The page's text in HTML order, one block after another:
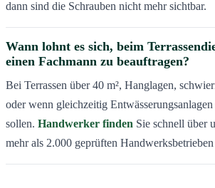
dann sind die Schrauben nicht mehr sichtbar.
Wann lohnt es sich, beim
einen Fachmann zu beauftragen?
Bei Terrassen über 40 m², Hanglagen,
oder wenn gleichzeitig
sollen. Handwerker finden Sie schnell über
mehr als 2.000 geprüften